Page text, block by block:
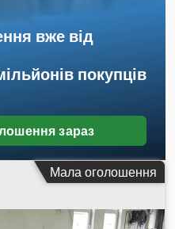
вже від
покупців
зараз
Мала оголошення